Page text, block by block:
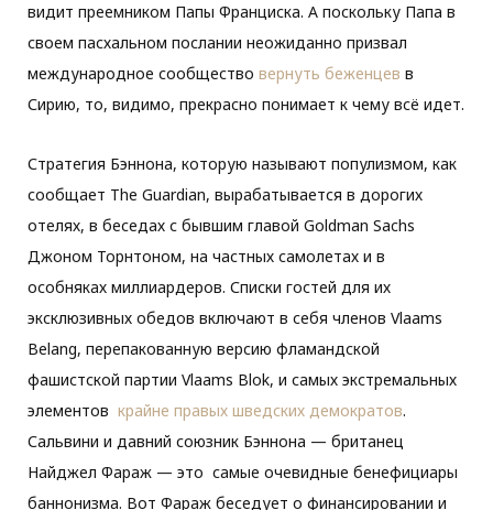
видит преемником Папы Франциска. А поскольку Папа в
своем пасхальном послании неожиданно призвал
международное сообщество вернуть беженцев в
Сирию, то, видимо, прекрасно понимает к чему всё идет.
Стратегия Бэннона, которую называют популизмом, как
сообщает Тhe Guardian, вырабатывается в дорогих
отелях, в беседах с бывшим главой Goldman Sachs
Джоном Торнтоном, на частных самолетах и ​​в
особняках миллиардеров. Списки гостей для их
эксклюзивных обедов включают в себя членов Vlaams
Belang, перепакованную версию фламандской
фашистской партии Vlaams Blok, и самых экстремальных
элементов крайне правых шведских демократов.
Сальвини и давний союзник Бэннона — британец
Найджел Фараж — это самые очевидные бенефициары
баннонизма. Вот Фараж беседует о финансировании и